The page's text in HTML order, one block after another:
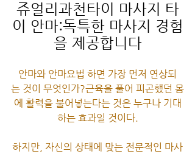
쥬얼리과천타이 마사지 타
이 안마:독특한 마사지 경험
을 제공합니다
안마와 안마요법 하면 가장 먼저 연상되
는 것이 무엇인가?근육을 풀어 피곤했던 몸
에 활력을 불어넣는다는 것은 누구나 기대
하는 효과일 것이다.
하지만, 자신의 상태에 맞는 전문적인 마사